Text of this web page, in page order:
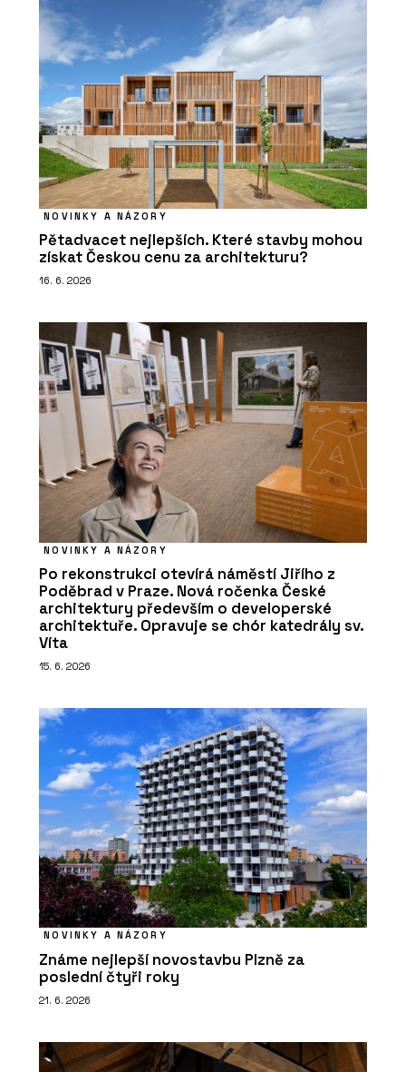
NOVINKY A NÁZORY
Pětadvacet nejlepších. Které stavby mohou
získat Českou cenu za architekturu?
16. 6. 2026
NOVINKY A NÁZORY
Po rekonstrukci otevírá náměstí Jiřího z
Poděbrad v Praze. Nová ročenka České
architektury především o developerské
architektuře. Opravuje se chór katedrály sv.
Víta
15. 6. 2026
NOVINKY A NÁZORY
Známe nejlepší novostavbu Plzně za
poslední čtyři roky
21. 6. 2026